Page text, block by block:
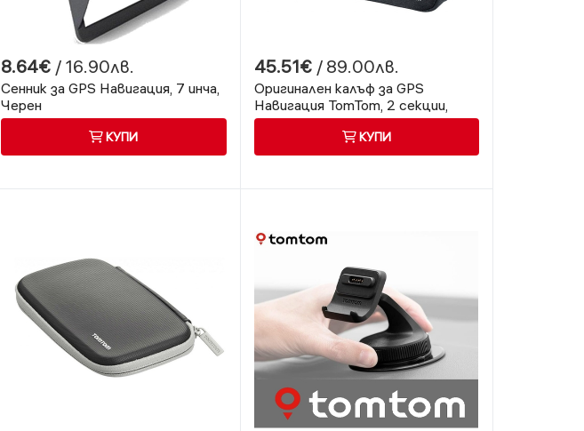
8.64€ / 16.90лв.
Сенник за GPS Навигация, 7 инча,
Черен
КУПИ
45.51€ / 89.00лв.
Оригинален калъф за GPS
Навигация TomTom, 2 секции,
Текстил, Тъмно сив
КУПИ